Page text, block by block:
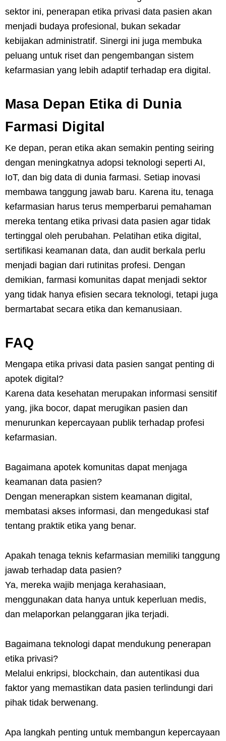
sektor ini, penerapan etika privasi data pasien akan
menjadi budaya profesional, bukan sekadar
kebijakan administratif. Sinergi ini juga membuka
peluang untuk riset dan pengembangan sistem
kefarmasian yang lebih adaptif terhadap era digital.
Masa Depan Etika di Dunia
Farmasi Digital
Ke depan, peran etika akan semakin penting seiring
dengan meningkatnya adopsi teknologi seperti AI,
IoT, dan big data di dunia farmasi. Setiap inovasi
membawa tanggung jawab baru. Karena itu, tenaga
kefarmasian harus terus memperbarui pemahaman
mereka tentang etika privasi data pasien agar tidak
tertinggal oleh perubahan. Pelatihan etika digital,
sertifikasi keamanan data, dan audit berkala perlu
menjadi bagian dari rutinitas profesi. Dengan
demikian, farmasi komunitas dapat menjadi sektor
yang tidak hanya efisien secara teknologi, tetapi juga
bermartabat secara etika dan kemanusiaan.
FAQ
Mengapa etika privasi data pasien sangat penting di
apotek digital?
Karena data kesehatan merupakan informasi sensitif
yang, jika bocor, dapat merugikan pasien dan
menurunkan kepercayaan publik terhadap profesi
kefarmasian.
Bagaimana apotek komunitas dapat menjaga
keamanan data pasien?
Dengan menerapkan sistem keamanan digital,
membatasi akses informasi, dan mengedukasi staf
tentang praktik etika yang benar.
Apakah tenaga teknis kefarmasian memiliki tanggung
jawab terhadap data pasien?
Ya, mereka wajib menjaga kerahasiaan,
menggunakan data hanya untuk keperluan medis,
dan melaporkan pelanggaran jika terjadi.
Bagaimana teknologi dapat mendukung penerapan
etika privasi?
Melalui enkripsi, blockchain, dan autentikasi dua
faktor yang memastikan data pasien terlindungi dari
pihak tidak berwenang.
Apa langkah penting untuk membangun kepercayaan